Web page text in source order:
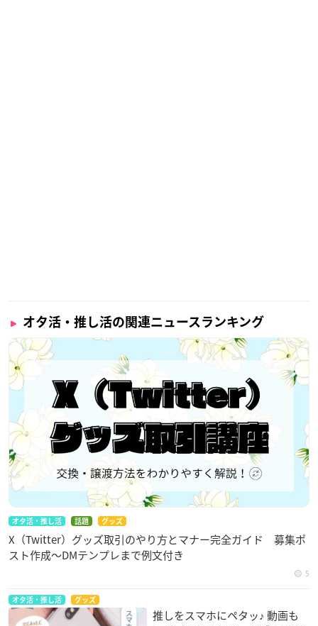
オタ活・推し活の関連ニュースランキング
オタ活・推し活 話題 グッズ
X（Twitter）グッズ取引のやり方とマナー完全ガイド 募集ポ
スト作成〜DMテンプレまで例文付き
5
オタ活・推し活 グッズ
推しをスマホにペタッ♪ 動画も